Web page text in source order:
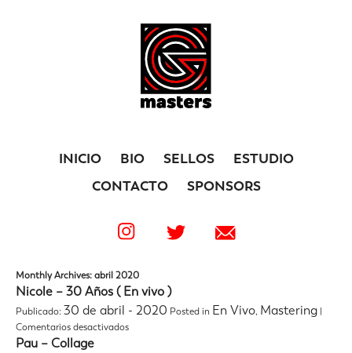
INICIO BIO SELLOS
ESTUDIO
CONTACTO
SPONSORS
Monthly Archives: abril 2020
Nicole – 30 Años ( En vivo )
Publicado: 30 de abril - 2020 Posted in En Vivo, Mastering |
Comentarios desactivadosen
Pau – Collage